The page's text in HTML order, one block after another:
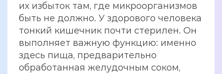
их избыток там, где микроорганизмов
быть не должно. У здорового человека
тонкий кишечник почти стерилен. Он
выполняет важную функцию: именно
здесь пища, предварительно
обработанная желудочным соком,